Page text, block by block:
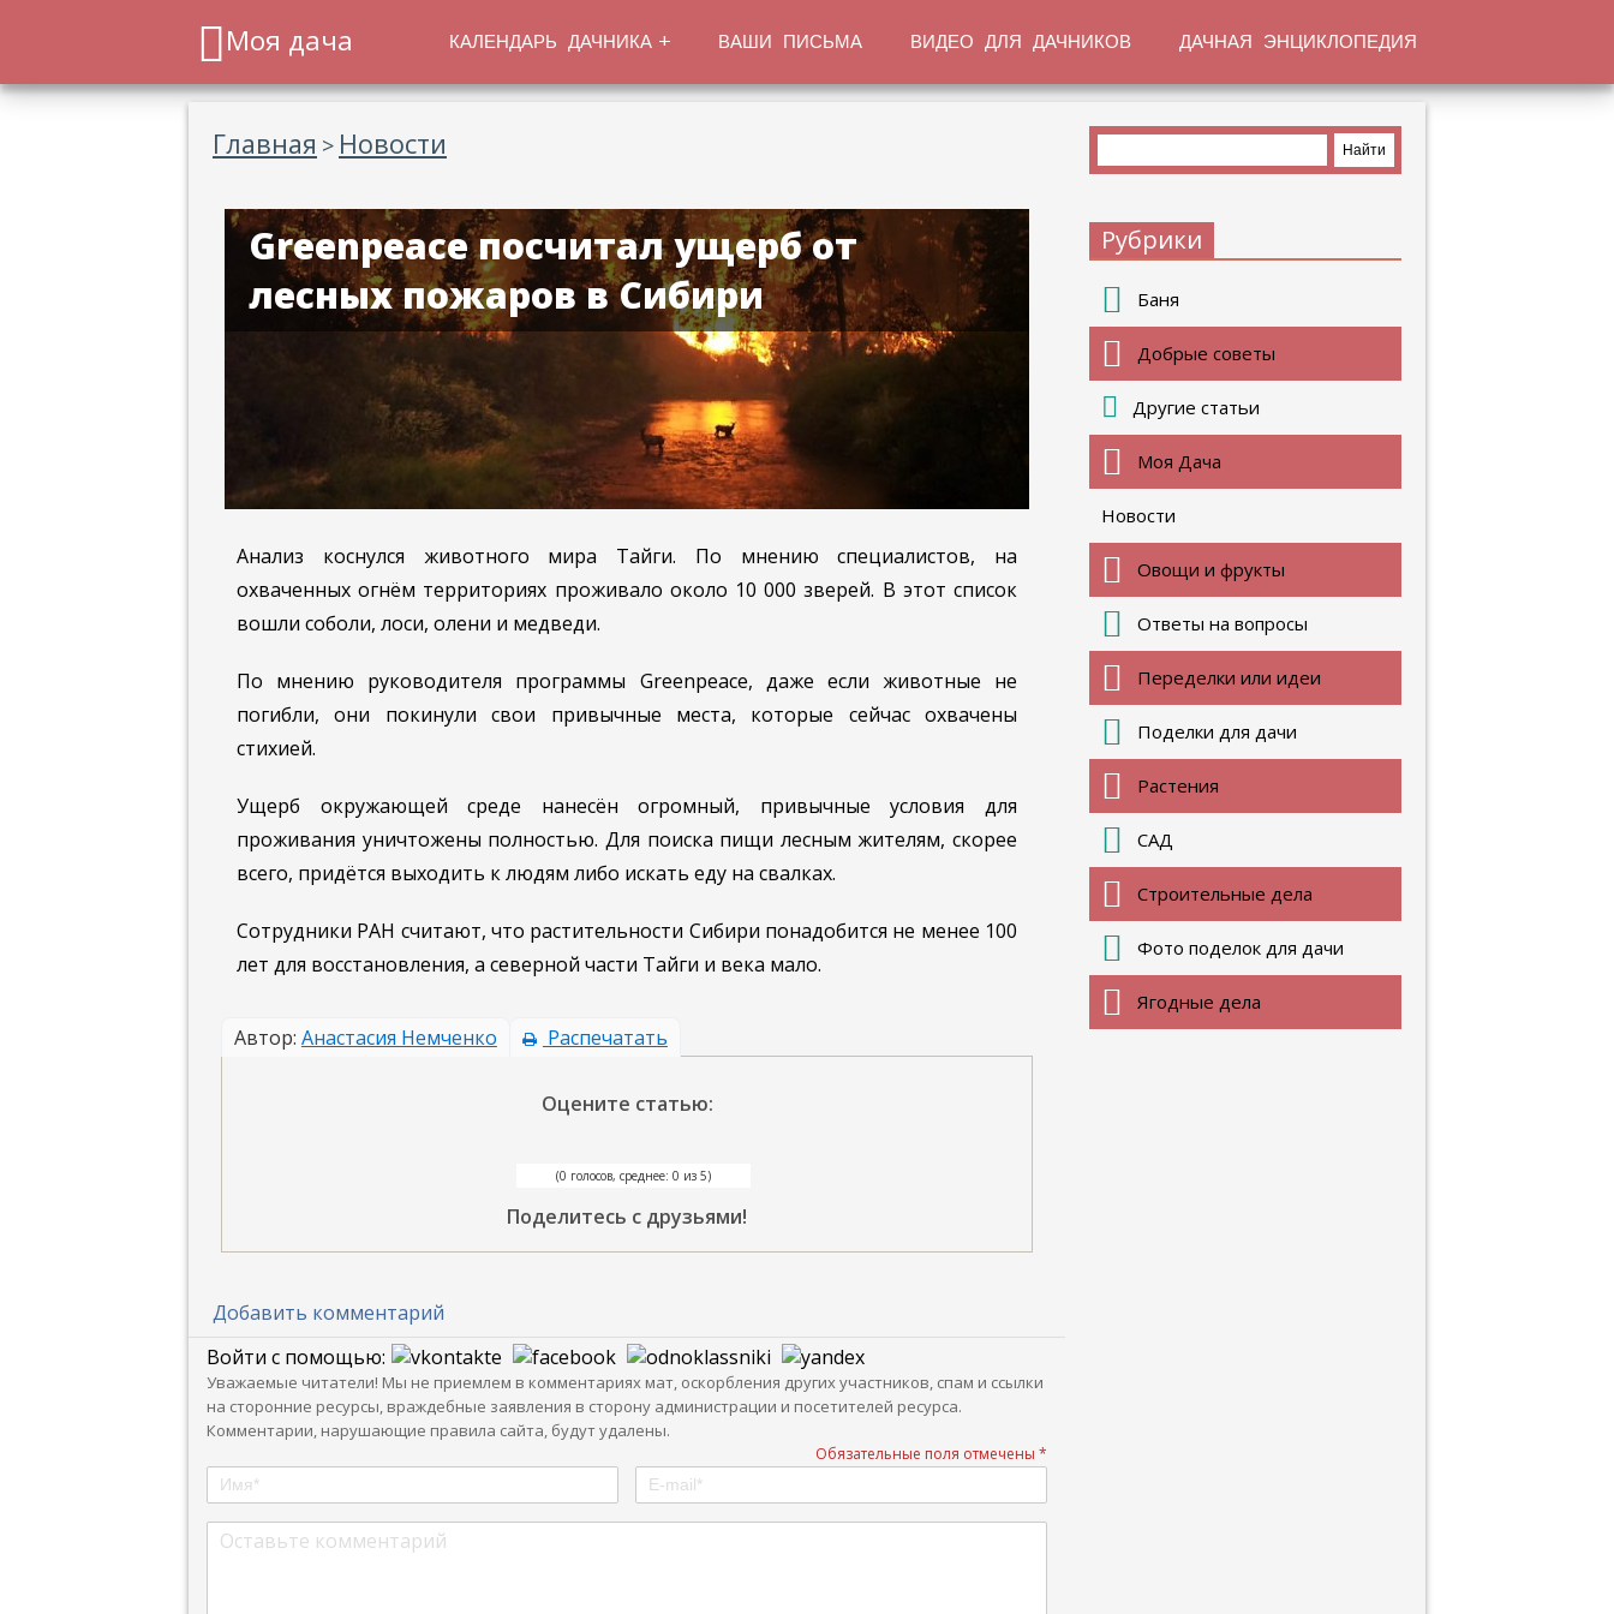
Моя дача КАЛЕНДАРЬ ДАЧНИКА ВАШИ ПИСЬМА ВИДЕО ДЛЯ ДАЧНИКОВ ДАЧНАЯ ЭНЦИКЛОПЕДИЯ
Главная > Новости
Greenpeace посчитал ущерб от
лесных пожаров в Сибири
Анализ коснулся животного мира Тайги. По мнению специалистов, на
охваченных огнём территориях проживало около 10 000 зверей. В этот список
вошли соболи, лоси, олени и медведи.
По мнению руководителя программы Greenpeace, даже если животные не
погибли, они покинули свои привычные места, которые сейчас охвачены
стихией.
Ущерб окружающей среде нанесён огромный, привычные условия для
проживания уничтожены полностью. Для поиска пищи лесным жителям, скорее
всего, придётся выходить к людям либо искать еду на свалках.
Сотрудники РАН считают, что растительности Сибири понадобится не менее 100
лет для восстановления, а северной части Тайги и века мало.
Автор: Анастасия Немченко Распечатать
Оцените статью:
(0 голосов, среднее: 0 из 5)
Поделитесь с друзьями!
Добавить комментарий
Войти с помощью:
Уважаемые читатели! Мы не приемлем в комментариях мат, оскорбления других участников, спам и ссылки
на сторонние ресурсы, враждебные заявления в сторону администрации и посетителей ресурса.
Комментарии, нарушающие правила сайта, будут удалены.
Обязательные поля отмечены *
Рубрики
Баня
Добрые советы
Другие статьи
Моя Дача
Новости
Овощи и фрукты
Ответы на вопросы
Переделки или идеи
Поделки для дачи
Растения
САД
Строительные дела
Фото поделок для дачи
Ягодные дела